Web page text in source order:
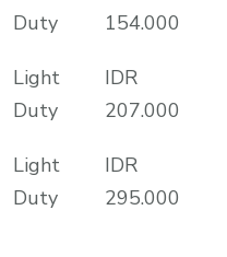
Duty
154.000
Light
Duty
IDR
207.000
Light
Duty
IDR
295.000